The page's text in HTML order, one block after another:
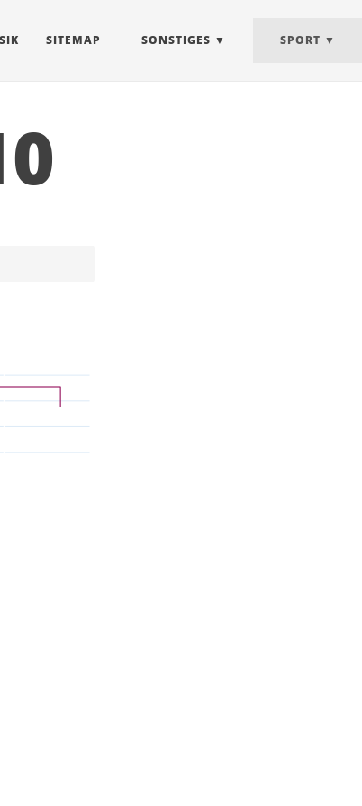
SITEMAP SONSTIGES SPORT